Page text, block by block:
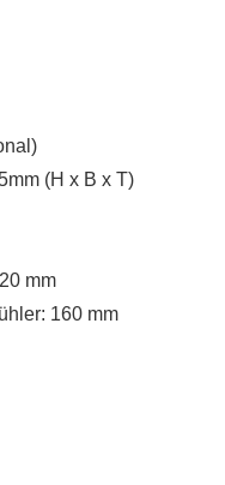
(H x B x T)
mm
160 mm